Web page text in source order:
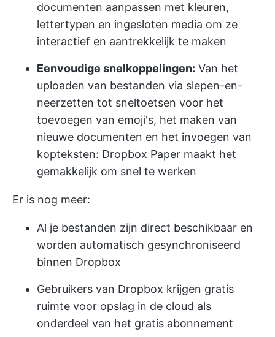
documenten aanpassen met kleuren,
lettertypen en ingesloten media om ze
interactief en aantrekkelijk te maken
Eenvoudige snelkoppelingen: Van het
uploaden van bestanden via slepen-en-
neerzetten tot sneltoetsen voor het
toevoegen van emoji's, het maken van
nieuwe documenten en het invoegen van
kopteksten: Dropbox Paper maakt het
gemakkelijk om snel te werken
Er is nog meer:
Al je bestanden zijn direct beschikbaar en
worden automatisch gesynchroniseerd
binnen Dropbox
Gebruikers van Dropbox krijgen gratis
ruimte voor opslag in de cloud als
onderdeel van het gratis abonnement